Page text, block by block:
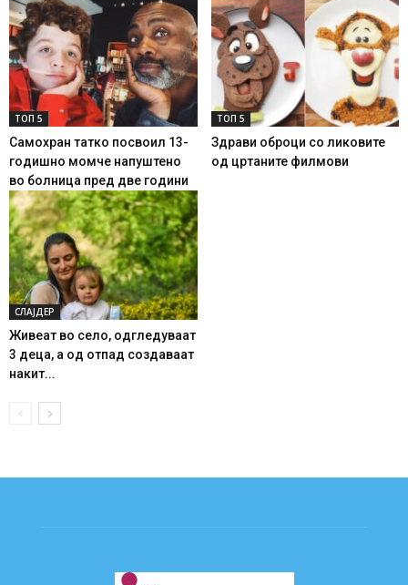
ТОП 5
Самохран татко посвоил 13-
годишно момче напуштено
во болница пред две години
ТОП 5
Здрави оброци со ликовите
од цртаните филмови
СЛАЈДЕР
Живеат во село, одгледуваат
3 деца, а од отпад создаваат
накит...